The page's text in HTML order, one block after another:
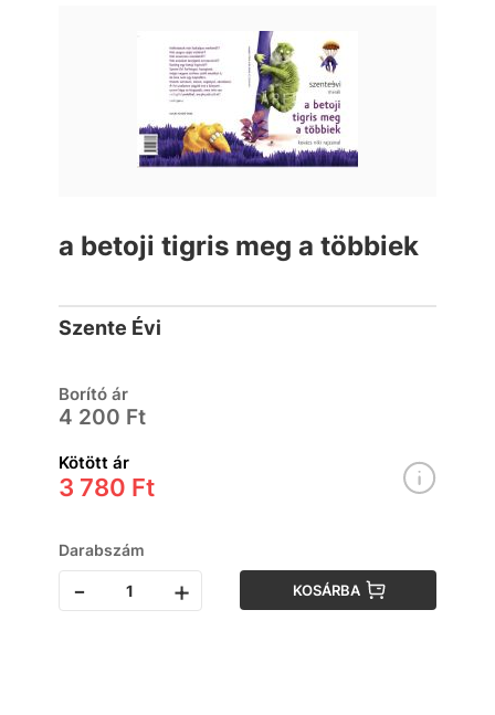
a betoji tigris meg a többiek
Szente Évi
Borító ár
4 200 Ft
Kötött ár
3 780 Ft
Darabszám
- + KOSÁRBA